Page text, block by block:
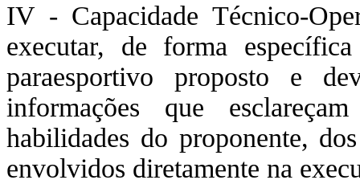
IV - Capacidade Técnico-
executar, de forma
paraesportivo proposto e
informações que
habilidades do proponente,
envolvidos diretamente na